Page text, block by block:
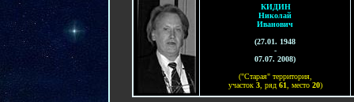
КИДИН
Николай
Иванович
(27.01. 1948
-
07.07. 2008)
("Старая" территория,
участок 3, ряд 61, место 20)